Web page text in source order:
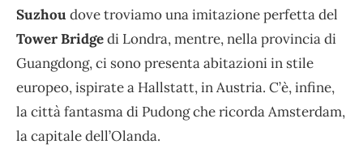
Suzhou dove troviamo una imitazione perfetta del
Tower Bridgedi Londra, mentre, nella provincia di
Guangdong, ci sono presenta abitazioni in stile
europeo, ispirate a Hallstatt, in Austria. C’è, infine,
la città fantasma di Pudong che ricorda Amsterdam,
la capitale dell’Olanda.